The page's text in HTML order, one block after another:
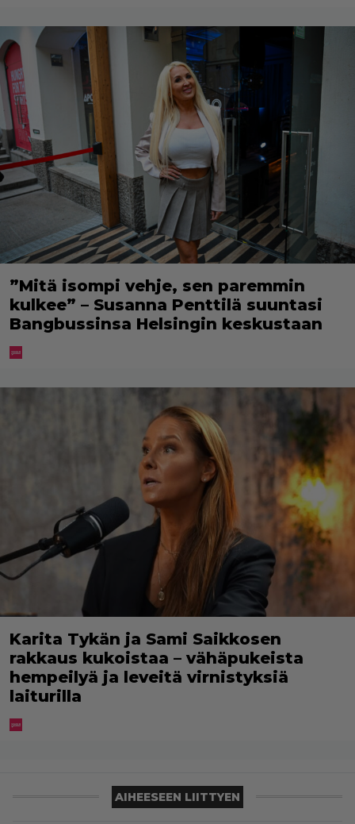
”Mitä isompi vehje, sen paremmin
kulkee” – Susanna Penttilä suuntasi
Bangbussinsa Helsingin keskustaan
Karita Tykän ja Sami Saikkosen
rakkaus kukoistaa – vähäpukeista
hempeilyä ja leveitä virnistyksiä
laiturilla
AIHEESEEN LIITTYEN